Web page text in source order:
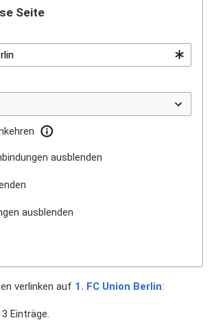
Seite
ausblenden
ausblenden
verlinken auf 1. FC Union Berlin:
Einträge.